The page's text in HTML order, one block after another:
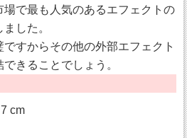
で最も人気のあるエフェクトの
した。
すからその他の外部エフェクト
きることでしょう。
cm